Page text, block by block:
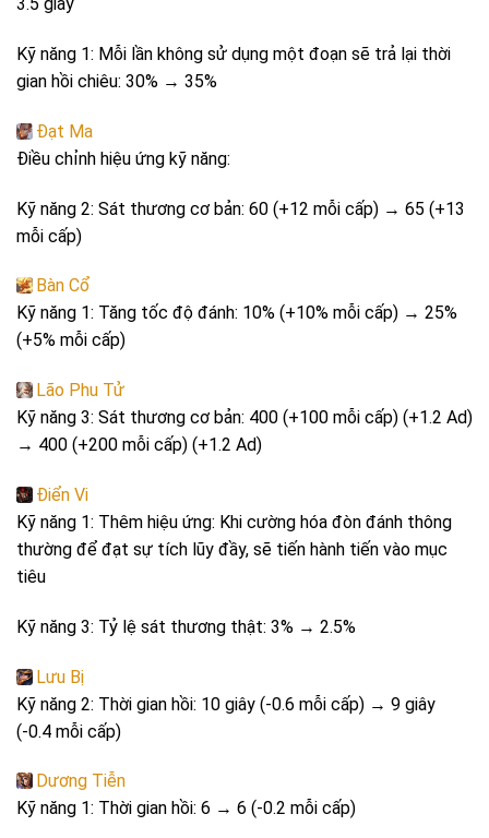
Kỹ năng 1: Mỗi lần không sử dụng một đoạn sẽ trả lại thời
gian hồi chiêu: 30% → 35%
Đạt Ma
Điều chỉnh hiệu ứng kỹ năng:
Kỹ năng 2: Sát thương cơ bản: 60 (+12 mỗi cấp) → 65 (+13
mỗi cấp)
Bàn Cổ
Kỹ năng 1: Tăng tốc độ đánh: 10% (+10% mỗi cấp) → 25%
(+5% mỗi cấp)
Lão Phu Tử
Kỹ năng 3: Sát thương cơ bản: 400 (+100 mỗi cấp) (+1.2 Ad)
→ 400 (+200 mỗi cấp) (+1.2 Ad)
Điển Vi
Kỹ năng 1: Thêm hiệu ứng: Khi cường hóa đòn đánh thông
thường để đạt sự tích lũy đầy, sẽ tiến hành tiến vào mục
tiêu
Kỹ năng 3: Tỷ lệ sát thương thật: 3% → 2.5%
Lưu Bị
Kỹ năng 2: Thời gian hồi: 10 giây (-0.6 mỗi cấp) → 9 giây
(-0.4 mỗi cấp)
Dương Tiễn
Kỹ năng 1: Thời gian hồi: 6 → 6 (-0.2 mỗi cấp)